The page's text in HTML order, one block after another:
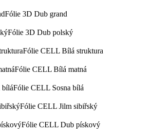
Fólie 3D Dub grand
Fólie 3D Dub polský
Fólie CELL Bílá struktura
Fólie CELL Bílá matná
Fólie CELL Sosna bílá
Fólie CELL Jilm sibiřský
Fólie CELL Dub pískový